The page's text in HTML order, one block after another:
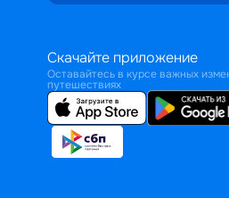
Скачайте приложение
Оставайтесь в курсе важных
путешествиях